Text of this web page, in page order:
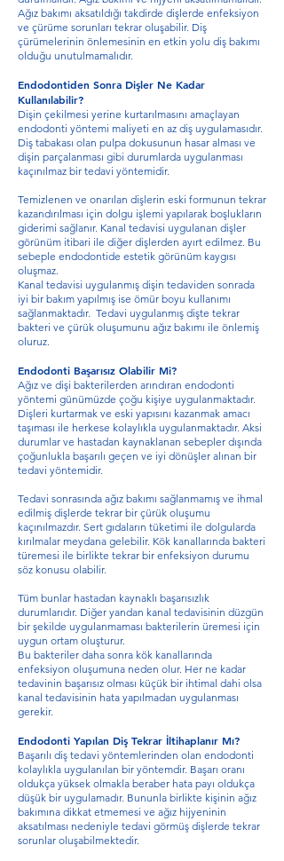
Ağız bakımı aksatıldığı takdirde dişlerde enfeksiyon
ve çürüme sorunları tekrar oluşabilir. Diş
çürümelerinin önlemesinin en etkin yolu diş bakımı
olduğu unutulmamalıdır.
Endodontiden Sonra Dişler Ne Kadar
Kullanılabilir?
Dişin çekilmesi yerine kurtarılmasını amaçlayan
endodonti yöntemi maliyeti en az diş uygulamasıdır.
Diş tabakası olan pulpa dokusunun hasar alması ve
dişin parçalanması gibi durumlarda uygulanması
kaçınılmaz bir tedavi yöntemidir.
Temizlenen ve onarılan dişlerin eski formunun tekrar
kazandırılması için dolgu işlemi yapılarak boşlukların
giderimi sağlanır. Kanal tedavisi uygulanan dişler
görünüm itibari ile diğer dişlerden ayırt edilmez. Bu
sebeple endodontide estetik görünüm kaygısı
oluşmaz.
Kanal tedavisi uygulanmış dişin tedaviden sonrada
iyi bir bakım yapılmış ise ömür boyu kullanımı
sağlanmaktadır. Tedavi uygulanmış dişte tekrar
bakteri ve çürük oluşumunu ağız bakımı ile önlemiş
oluruz.
Endodonti Başarısız Olabilir Mi?
Ağız ve dişi bakterilerden arındıran endodonti
yöntemi günümüzde çoğu kişiye uygulanmaktadır.
Dişleri kurtarmak ve eski yapısını kazanmak amacı
taşıması ile herkese kolaylıkla uygulanmaktadır. Aksi
durumlar ve hastadan kaynaklanan sebepler dışında
çoğunlukla başarılı geçen ve iyi dönüşler alınan bir
tedavi yöntemidir.
Tedavi sonrasında ağız bakımı sağlanmamış ve ihmal
edilmiş dişlerde tekrar bir çürük oluşumu
kaçınılmazdır. Sert gıdaların tüketimi ile dolgularda
kırılmalar meydana gelebilir. Kök kanallarında bakteri
türemesi ile birlikte tekrar bir enfeksiyon durumu
söz konusu olabilir.
Tüm bunlar hastadan kaynaklı başarısızlık
durumlarıdır. Diğer yandan kanal tedavisinin düzgün
bir şekilde uygulanmaması bakterilerin üremesi için
uygun ortam oluşturur.
Bu bakteriler daha sonra kök kanallarında
enfeksiyon oluşumuna neden olur. Her ne kadar
tedavinin başarısız olması küçük bir ihtimal dahi olsa
kanal tedavisinin hata yapılmadan uygulanması
gerekir.
Endodonti Yapılan Diş Tekrar İltihaplanır Mı?
Başarılı diş tedavi yöntemlerinden olan endodonti
kolaylıkla uygulanılan bir yöntemdir. Başarı oranı
oldukça yüksek olmakla beraber hata payı oldukça
düşük bir uygulamadır. Bununla birlikte kişinin ağız
bakımına dikkat etmemesi ve ağız hijyeninin
aksatılması nedeniyle tedavi görmüş dişlerde tekrar
sorunlar oluşabilmektedir.